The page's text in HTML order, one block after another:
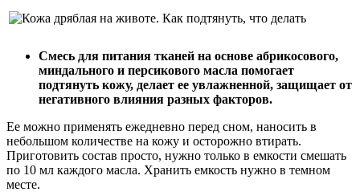
Смесь для питания тканей на основе абрикосового,
миндального и персикового масла помогает
подтянуть кожу, делает ее увлажненной, защищает от
негативного влияния разных факторов.
Ее можно применять ежедневно перед сном, наносить в
небольшом количестве на кожу и осторожно втирать.
Приготовить состав просто, нужно только в емкости смешать
по 10 мл каждого масла. Хранить емкость нужно в темном
месте.